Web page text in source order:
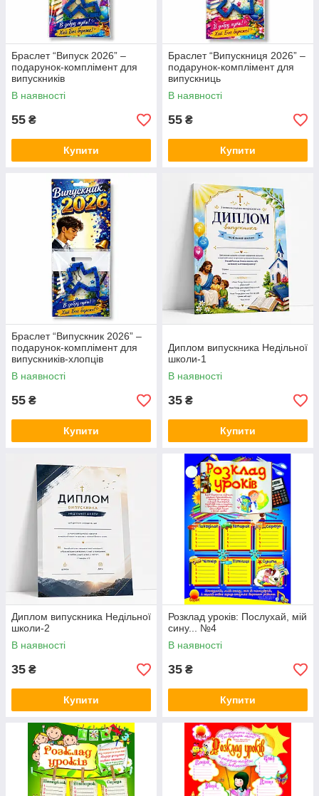
Браслет “Випуск 2026” –
подарунок-комплімент для
випускників
В наявності
55 ₴
Купити
Браслет “Випускниця 2026” –
подарунок-комплімент для
випускниць
В наявності
55 ₴
Купити
Браслет “Випускник 2026” –
подарунок-комплімент для
випускників-хлопців
В наявності
55 ₴
Купити
Диплом випускника Недільної
школи-1
В наявності
35 ₴
Купити
Диплом випускника Недільної
школи-2
В наявності
35 ₴
Купити
Розклад уроків: Послухай, мій
сину... №4
В наявності
35 ₴
Купити